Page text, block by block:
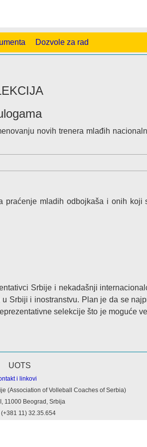
Dozvole za rad
novih trenera mlađih
praćenje mladih odbojkaša i onih koji
Srbije i nekadašnji
Srbiji i inostranstvu. Plan je da se
selekcije što je moguće
i linkovi
(Association of Volleball Coaches of Serbia)
11000 Beograd, Srbija
(+381 11) 32.35.654